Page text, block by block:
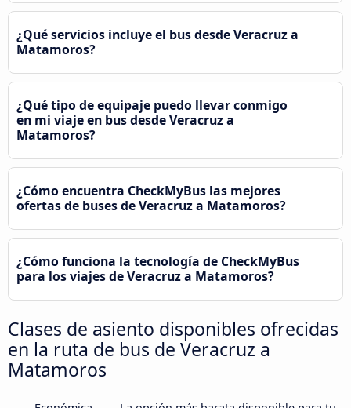
¿Qué servicios incluye el bus desde Veracruz a
Matamoros?
¿Qué tipo de equipaje puedo llevar conmigo
en mi viaje en bus desde Veracruz a
Matamoros?
¿Cómo encuentra CheckMyBus las mejores
ofertas de buses de Veracruz a Matamoros?
¿Cómo funciona la tecnología de CheckMyBus
para los viajes de Veracruz a Matamoros?
Clases de asiento disponibles ofrecidas
en la ruta de bus de Veracruz a
Matamoros